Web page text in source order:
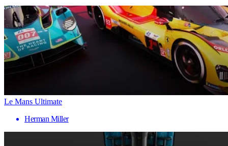
Le Mans Ultimate
Herman Miller